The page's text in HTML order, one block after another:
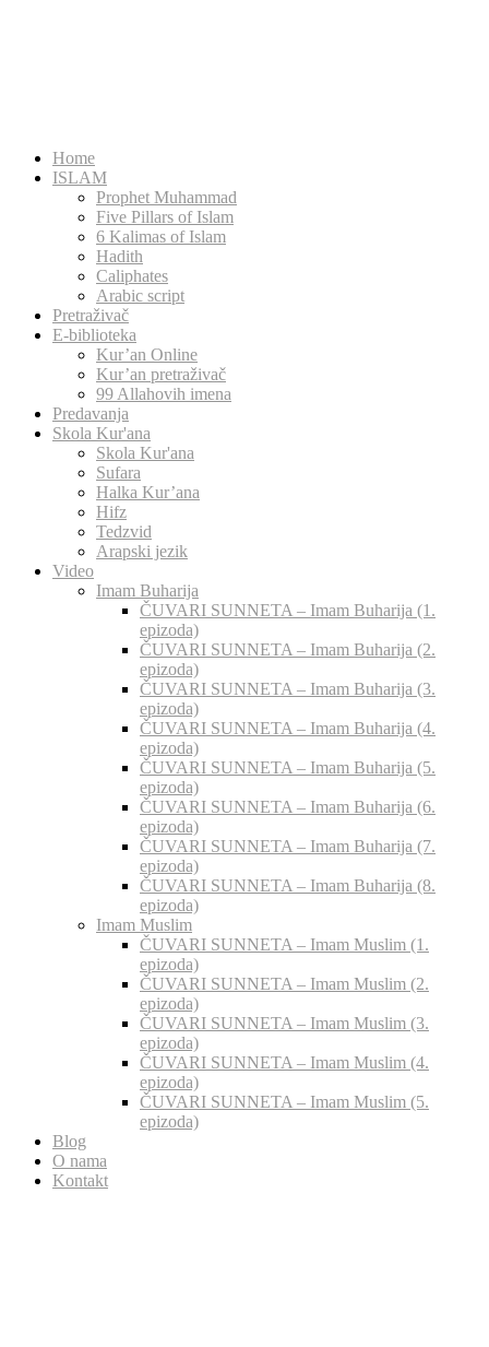
Home
ISLAM
Prophet Muhammad
Five Pillars of Islam
6 Kalimas of Islam
Hadith
Caliphates
Arabic script
Pretraživač
E-biblioteka
Kur’an Online
Kur’an pretraživač
99 Allahovih imena
Predavanja
Skola Kur'ana
Skola Kur'ana
Sufara
Halka Kur’ana
Hifz
Tedzvid
Arapski jezik
Video
Imam Buharija
ČUVARI SUNNETA – Imam Buharija (1.
epizoda)
ČUVARI SUNNETA – Imam Buharija (2.
epizoda)
ČUVARI SUNNETA – Imam Buharija (3.
epizoda)
ČUVARI SUNNETA – Imam Buharija (4.
epizoda)
ČUVARI SUNNETA – Imam Buharija (5.
epizoda)
ČUVARI SUNNETA – Imam Buharija (6.
epizoda)
ČUVARI SUNNETA – Imam Buharija (7.
epizoda)
ČUVARI SUNNETA – Imam Buharija (8.
epizoda)
Imam Muslim
ČUVARI SUNNETA – Imam Muslim (1.
epizoda)
ČUVARI SUNNETA – Imam Muslim (2.
epizoda)
ČUVARI SUNNETA – Imam Muslim (3.
epizoda)
ČUVARI SUNNETA – Imam Muslim (4.
epizoda)
ČUVARI SUNNETA – Imam Muslim (5.
epizoda)
Blog
O nama
Kontakt